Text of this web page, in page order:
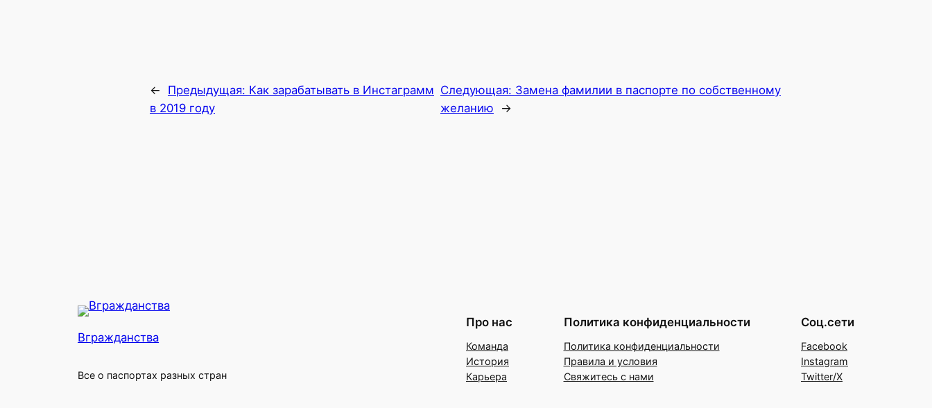
← Предыдущая: Как зарабатывать в Инстаграмм
в 2019 году
Следующая: Замена фамилии в паспорте по собственному
желанию
→
Вгражданства
Все о паспортах разных стран
Про нас
Команда
История
Карьера
Политика конфиденциальности
Политика конфиденциальности
Правила и условия
Свяжитесь с нами
Соц.сети
Facebook
Instagram
Twitter/X